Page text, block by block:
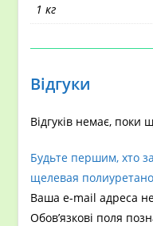
1 кг
Відгуки
Відгуків немає, поки
Будьте першим, хто
щелевая
Ваша e-mail адреса
Обов’язкові поля